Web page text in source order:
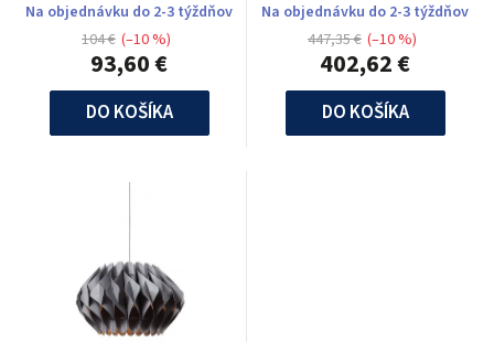
Na objednávku do 2-3 týždňov
93,60 €
104 € (–10 %)
DO KOŠÍKA
Na objednávku do 2-3 týždňov
402,62 €
447,35 € (–10 %)
DO KOŠÍKA